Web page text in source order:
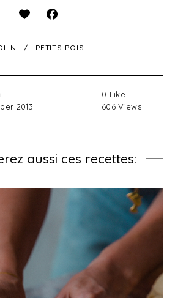
PETITS POIS
2013
0 Like
606Views
aussi ces recettes: